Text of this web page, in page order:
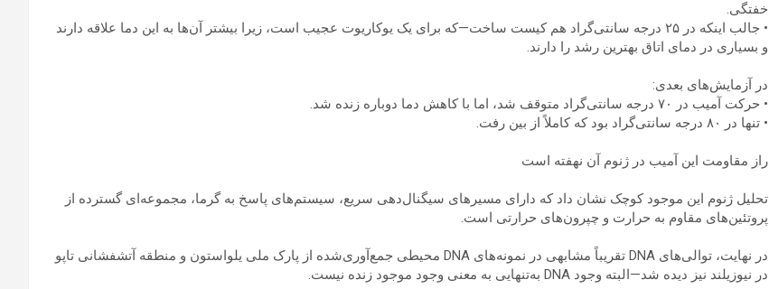
خفتگی.
• جالب اینکه در ۲۵ درجه سانتی‌گراد هم کیست ساخت—که برای یک یوکاریوت عجیب است، زیرا بیشتر آن‌ها به این دما علاقه دارند
و بسیاری در دمای اتاق بهترین رشد را دارند.
در آزمایش‌های بعدی:
• حرکت آمیب در ۷۰ درجه سانتی‌گراد متوقف شد، اما با کاهش دما دوباره زنده شد.
• تنها در ۸۰ درجه سانتی‌گراد بود که کاملاً از بین رفت.
راز مقاومت این آمیب در ژنوم آن نهفته است
تحلیل ژنوم این موجود کوچک نشان داد که دارای مسیرهای سیگنال‌دهی سریع، سیستم‌های پاسخ به گرما، مجموعه‌ای گسترده از
پروتئین‌های مقاوم به حرارت و چپرون‌های حرارتی است.
در نهایت، توالی‌های DNA تقریباً مشابهی در نمونه‌های DNA محیطی جمع‌آوری‌شده از پارک ملی یلواستون و منطقه آتشفشانی تاپو
در نیوزیلند نیز دیده شد—البته وجود DNA به‌تنهایی به معنی وجود موجود زنده نیست.